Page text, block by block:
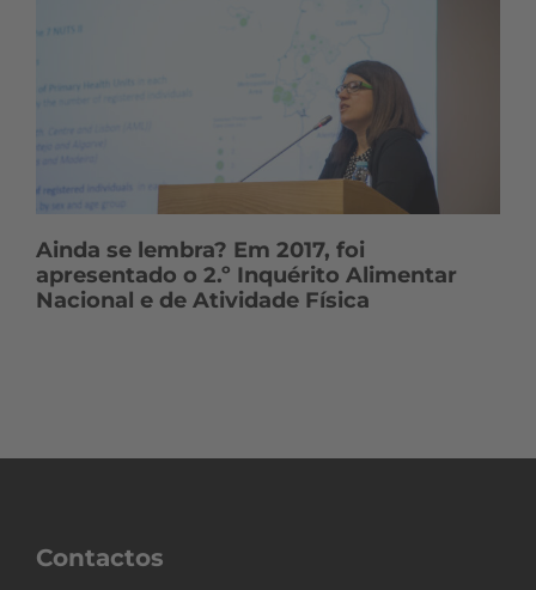
Ainda se lembra? Em 2017, foi
apresentado o 2.º Inquérito Alimentar
Nacional e de Atividade Física
Contactos